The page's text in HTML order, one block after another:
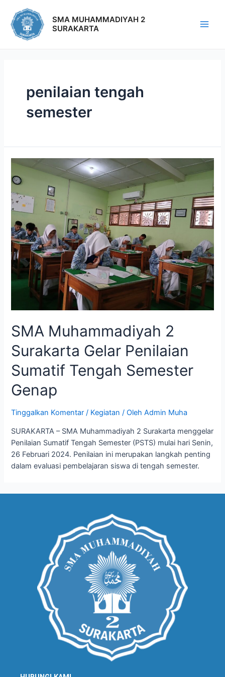
SMA MUHAMMADIYAH 2
SURAKARTA
penilaian tengah
semester
SMA Muhammadiyah 2
Surakarta Gelar Penilaian
Sumatif Tengah Semester
Genap
Tinggalkan Komentar / Kegiatan / OlehAdmin Muha
SURAKARTA – SMA Muhammadiyah 2 Surakarta menggelar
Penilaian Sumatif Tengah Semester (PSTS) mulai hari Senin,
26 Februari 2024. Penilaian ini merupakan langkah penting
dalam evaluasi pembelajaran siswa di tengah semester.